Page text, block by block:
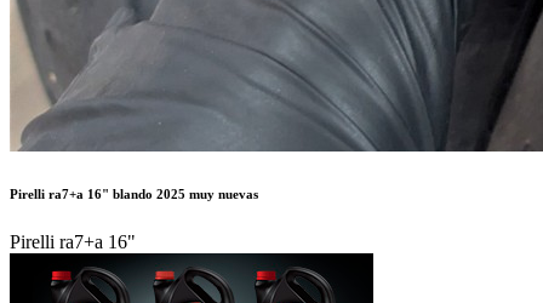
Pirelli ra7+a 16" blando 2025 muy nuevas
Pirelli ra7+a 16"